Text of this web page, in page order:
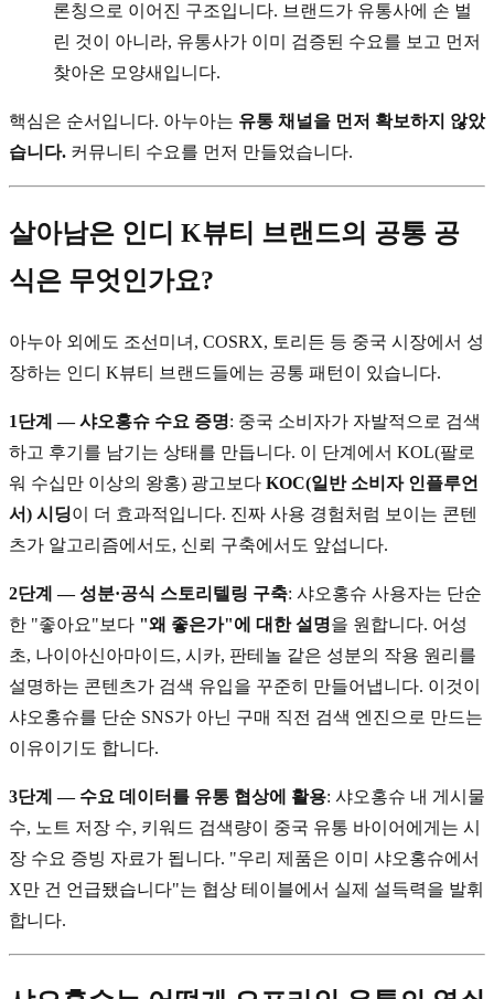
론칭으로 이어진 구조입니다. 브랜드가 유통사에 손 벌
린 것이 아니라, 유통사가 이미 검증된 수요를 보고 먼저
찾아온 모양새입니다.
핵심은 순서입니다. 아누아는 유통 채널을 먼저 확보하지 않았
습니다. 커뮤니티 수요를 먼저 만들었습니다.
살아남은 인디 K뷰티 브랜드의 공통 공
식은 무엇인가요?
아누아 외에도 조선미녀, COSRX, 토리든 등 중국 시장에서 성
장하는 인디 K뷰티 브랜드들에는 공통 패턴이 있습니다.
1단계 — 샤오홍슈 수요 증명: 중국 소비자가 자발적으로 검색
하고 후기를 남기는 상태를 만듭니다. 이 단계에서 KOL(팔로
워 수십만 이상의 왕홍) 광고보다 KOC(일반 소비자 인플루언
서) 시딩이 더 효과적입니다. 진짜 사용 경험처럼 보이는 콘텐
츠가 알고리즘에서도, 신뢰 구축에서도 앞섭니다.
2단계 — 성분·공식 스토리텔링 구축: 샤오홍슈 사용자는 단순
한 "좋아요"보다 "왜 좋은가"에 대한 설명을 원합니다. 어성
초, 나이아신아마이드, 시카, 판테놀 같은 성분의 작용 원리를
설명하는 콘텐츠가 검색 유입을 꾸준히 만들어냅니다. 이것이
샤오홍슈를 단순 SNS가 아닌 구매 직전 검색 엔진으로 만드는
이유이기도 합니다.
3단계 — 수요 데이터를 유통 협상에 활용: 샤오홍슈 내 게시물
수, 노트 저장 수, 키워드 검색량이 중국 유통 바이어에게는 시
장 수요 증빙 자료가 됩니다. "우리 제품은 이미 샤오홍슈에서
X만 건 언급됐습니다"는 협상 테이블에서 실제 설득력을 발휘
합니다.